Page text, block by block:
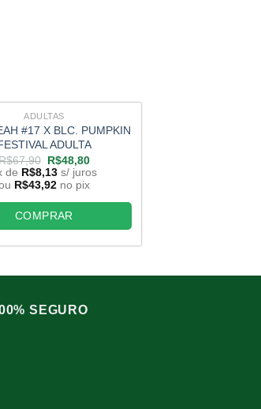
ADULTAS
#17 X BLC. PUMPKIN
ADULTA
67,90 O
preço
original
era:
R$67,90.
R$48,80O
preço
atual
é:
R$48,80.
de R$8,13 s/ juros
R$43,92 no pix
COMPRAR
SEGURO